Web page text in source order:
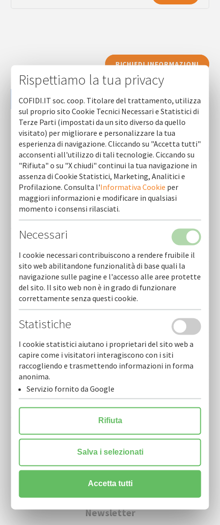
RICHIEDI INFORMAZIONI
Newsletter (ultime 10)
Cofidi.it informa agosto 2026
Cofidi.it informa giugno 2026
Cofidi.it informa maggio 2026
Cofidi.it informa aprile 2026
Cofidi.it informa marzo 2026
Cofidi.it informa febbraio 2026
Cofidi.it informa gennaio 2026
Cofidi.it informa dicembre 2025
Cofidi.it informa novembre 2025
Newsletter
Rispettiamo la tua privacy
COFIDI.IT soc. coop. Titolare del trattamento, utilizza
sul proprio sito Cookie Tecnici Necessari e Statistici di
Terze Parti (impostati da un sito diverso da quello
visitato) per migliorare e personalizzare la tua
esperienza di navigazione. Cliccando su "Accetta tutti"
acconsenti all'utilizzo di tali tecnologie. Ciccando su
"Rifiuta" o su "X chiudi" continui la tua navigazione in
assenza di Cookie Statistici, Marketing, Analitici e
Profilazione. Consulta l'Informativa Cookie per
maggiori informazioni e modificare in qualsiasi
momento i consensi rilasciati.
Necessari
I cookie necessari contribuiscono a rendere fruibile il
sito web abilitandone funzionalità di base quali la
navigazione sulle pagine e l'accesso alle aree protette
del sito. Il sito web non è in grado di funzionare
correttamente senza questi cookie.
Statistiche
I cookie statistici aiutano i proprietari del sito web a
capire come i visitatori interagiscono con i siti
raccogliendo e trasmettendo informazioni in forma
anonima.
Servizio fornito da Google
Rifiuta
Salva i selezionati
Accetta tutti